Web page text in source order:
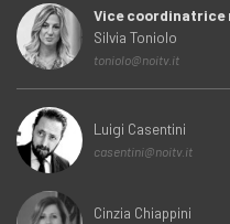
Vice coordinatrice
Silvia Toniolo
toniolo@noitv.it
Luigi Casentini
casentini@noitv.it
Cinzia Chiappini